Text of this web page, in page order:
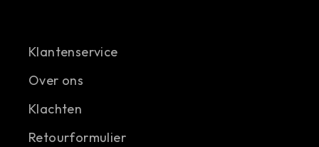
Klantenservice
Over ons
Klachten
Retourformulier